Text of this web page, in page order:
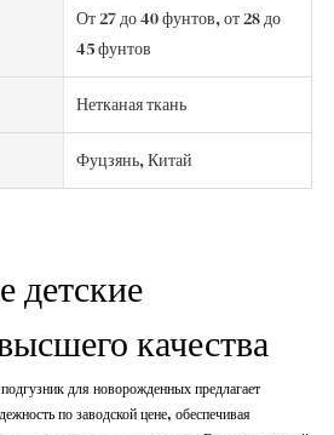
От 27 до 40 фунтов, от 28 до
45 фунтов
Нетканая ткань
Фуцзянь, Китай
детские
качества
для новорожденных предлагает
по заводской цене, обеспечивая